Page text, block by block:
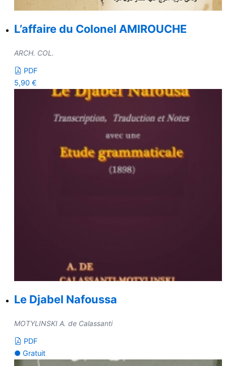
L’affaire du Colonel AMIROUCHE
ARCH. COL.
PDF
5,90 €
Le Djabel Nafoussa
MOTYLINSKI A. de Calassanti
PDF
● Gratuit